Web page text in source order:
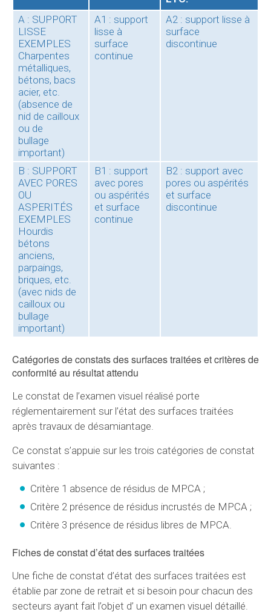
A : SUPPORT
LISSE
EXEMPLES
Charpentes
métalliques,
bétons, bacs
acier, etc.
(absence de
nid de cailloux
ou de
bullage
important)
A1 : support
lisse à
surface
continue
A2 : support lisse à
surface
discontinue
B : SUPPORT
AVEC PORES
OU
ASPERITÉS
EXEMPLES
Hourdis
bétons
anciens,
parpaings,
briques, etc.
(avec nids de
cailloux ou
bullage
important)
B1 : support
avec pores
ou aspérités
et surface
continue
B2 : support avec
pores ou aspérités
et surface
discontinue
Catégories de constats des surfaces traitées et critères de
conformité au résultat attendu
Le constat de l’examen visuel réalisé porte
réglementairement sur l’état des surfaces traitées
après travaux de désamiantage.
Ce constat s’appuie sur les trois catégories de constat
suivantes :
Critère 1 absence de résidus de MPCA ;
Critère 2 présence de résidus incrustés de MPCA ;
Critère 3 présence de résidus libres de MPCA.
Fiches de constat d’état des surfaces traitées
Une fiche de constat d’état des surfaces traitées est
établie par zone de retrait et si besoin pour chacun des
secteurs ayant fait l’objet d’ un examen visuel détaillé.